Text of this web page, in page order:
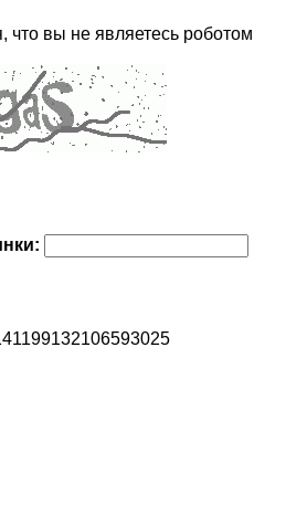
что вы не являетесь роботом